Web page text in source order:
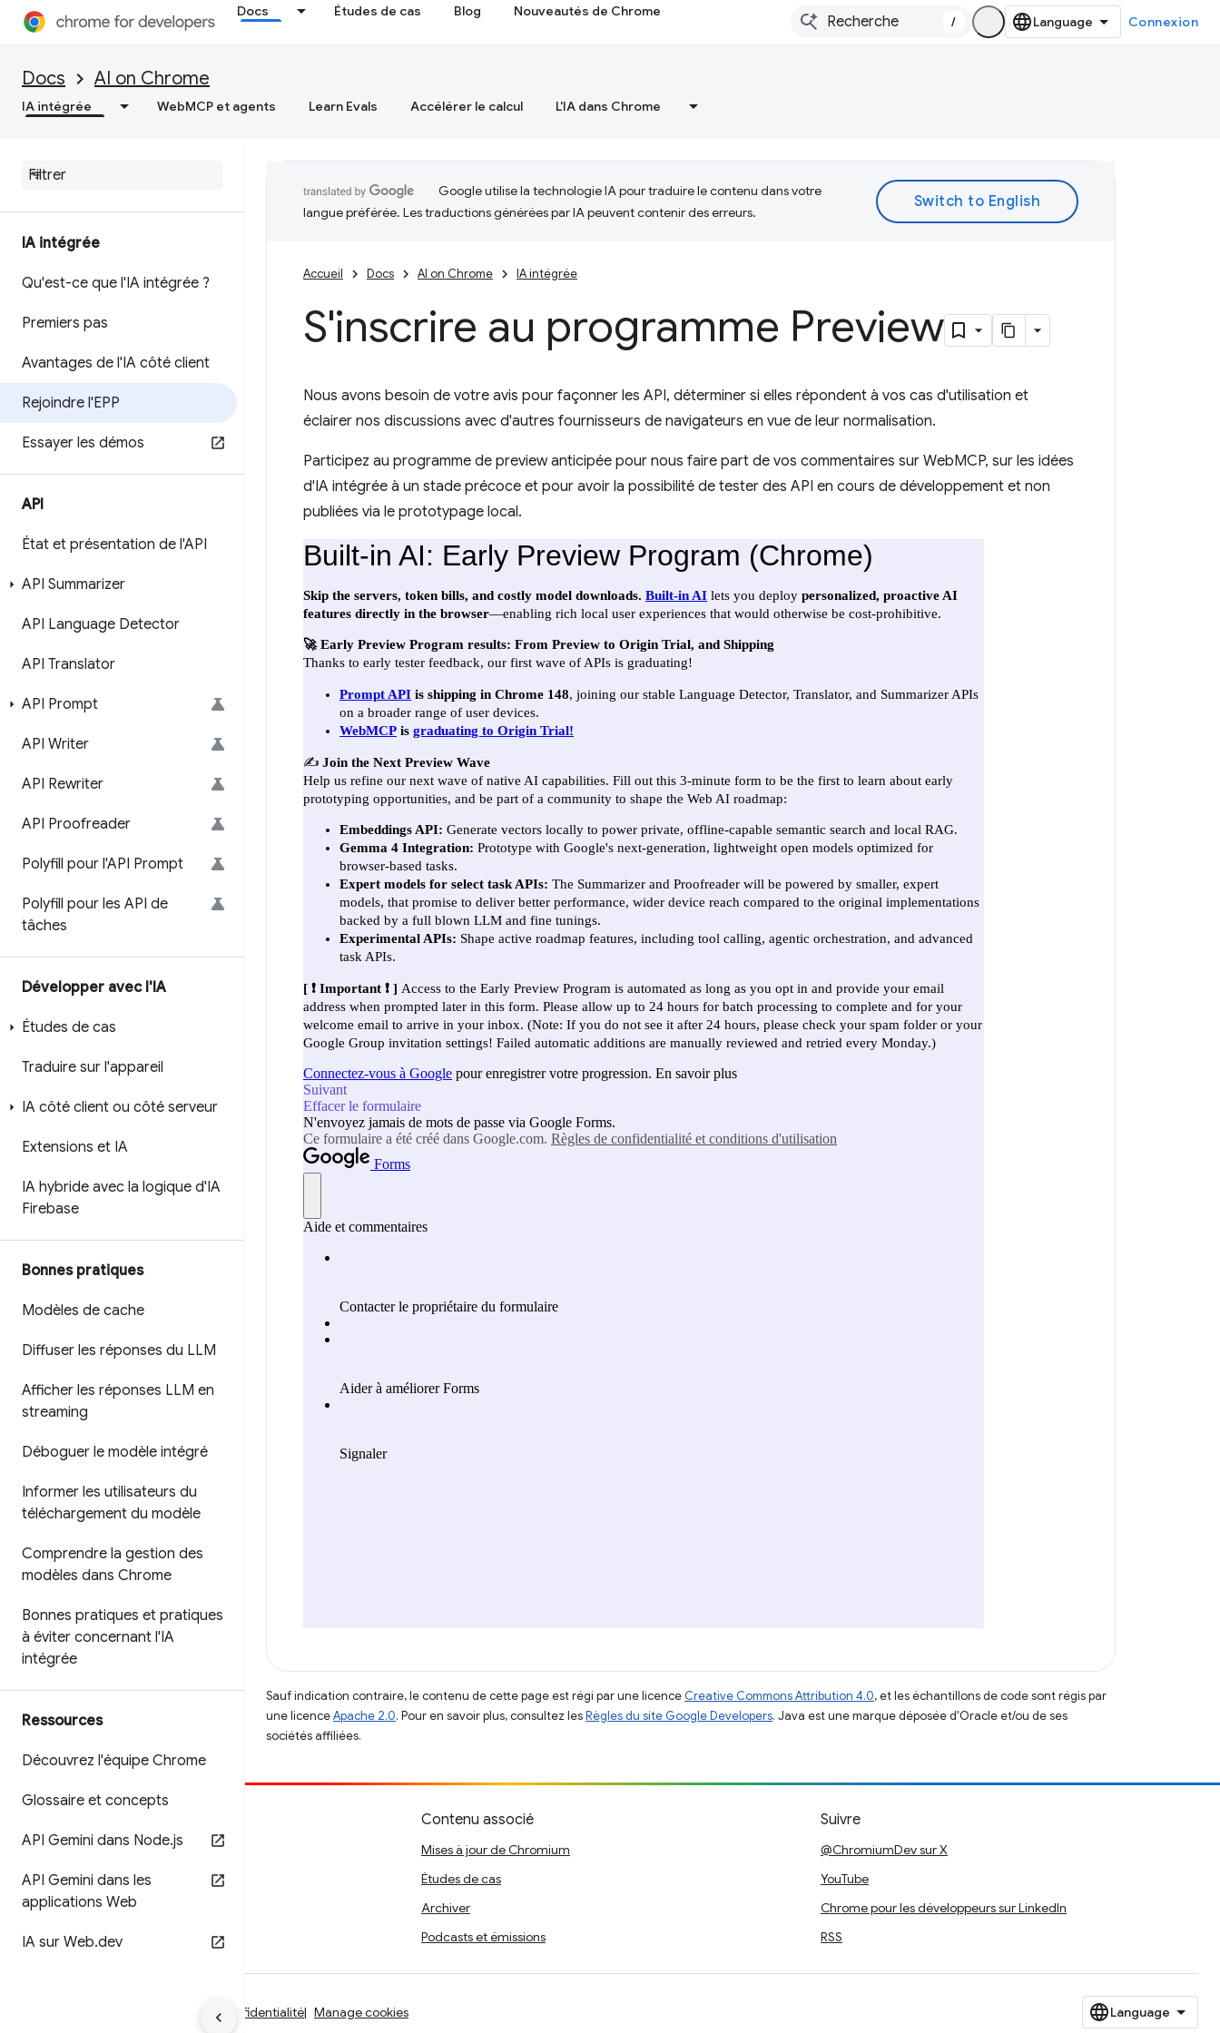
Docs Études de cas Blog Nouveautés de Chrome
/ Connexion
Docs AI on Chrome
IA intégrée WebMCP et agents Learn Evals Accélérer le calcul L'IA dans Chrome
IA intégrée
Qu'est-ce que l'IA intégrée ?
Premiers pas
Avantages de l'IA côté client
Rejoindre l'EPP
Essayer les démos
API
État et présentation de l'API
API Summarizer
API Language Detector
API Translator
API Prompt
API Writer
API Rewriter
API Proofreader
Polyfill pour l'API Prompt
Polyfill pour les API de
tâches
Développer avec l'IA
Études de cas
Traduire sur l'appareil
IA côté client ou côté serveur
Extensions et IA
IA hybride avec la logique d'IA
Firebase
Bonnes pratiques
Modèles de cache
Diffuser les réponses du LLM
Afficher les réponses LLM en
streaming
Déboguer le modèle intégré
Informer les utilisateurs du
téléchargement du modèle
Comprendre la gestion des
modèles dans Chrome
Bonnes pratiques et pratiques
à éviter concernant l'IA
intégrée
Ressources
Découvrez l'équipe Chrome
Glossaire et concepts
API Gemini dans Node.js
API Gemini dans les
applications Web
IA sur Web.dev
Google utilise la technologie IA pour traduire le contenu dans votre
langue préférée. Les traductions générées par IA peuvent contenir des erreurs.
Accueil Docs AI on Chrome IA intégrée
S'inscrire au programme Preview
Nous avons besoin de votre avis pour façonner les API, déterminer si elles répondent à vos cas d'utilisation et
éclairer nos discussions avec d'autres fournisseurs de navigateurs en vue de leur normalisation.
Participez au programme de preview anticipée pour nous faire part de vos commentaires sur WebMCP, sur les idées
d'IA intégrée à un stade précoce et pour avoir la possibilité de tester des API en cours de développement et non
publiées via le prototypage local.
Sauf indication contraire, le contenu de cette page est régi par une licence Creative Commons Attribution 4.0, et les échantillons de code sont régis par
une licenceApache 2.0. Pour en savoir plus, consultez lesRègles du site Google Developers. Java est une marque déposée d'Oracle et/ou de ses
sociétés affiliées.
Signaler un bug
Afficher les questions en suspens
Contenu associé
Mises à jour de Chromium
Études de cas
Archiver
Podcasts et émissions
Suivre
@ChromiumDev sur X
YouTube
Chrome pour les développeurs sur LinkedIn
RSS
Règles de confidentialité Manage cookies